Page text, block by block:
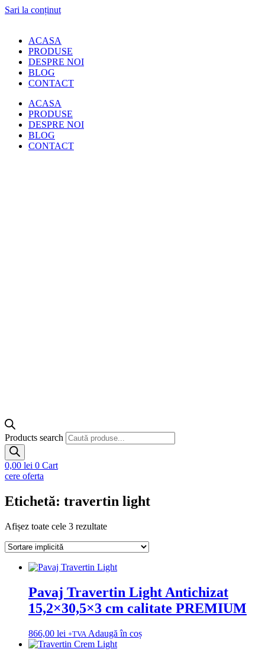
Sari la conținut
ACASA
PRODUSE
DESPRE NOI
BLOG
CONTACT
ACASA
PRODUSE
DESPRE NOI
BLOG
CONTACT
Products search
0,00 lei 0 Cart
cere oferta
Etichetă: travertin light
Afișez toate cele 3 rezultate
Pavaj Travertin Light Antichizat
15,2×30,5×3 cm calitate PREMIUM
866,00 lei +TVA Adaugă în coș